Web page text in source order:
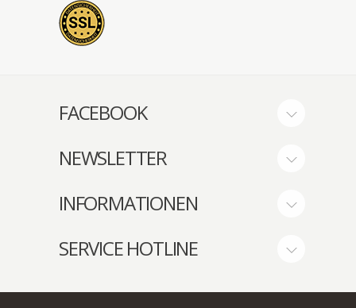
FACEBOOK
NEWSLETTER
INFORMATIONEN
SERVICE HOTLINE